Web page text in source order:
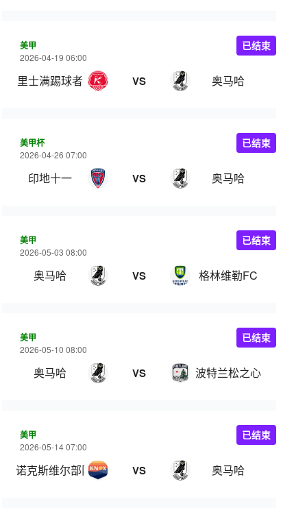
美甲
2026-04-19 06:00
里士满踢球者 VS 奥马哈
已结束
美甲杯
2026-04-26 07:00
印地十一 VS 奥马哈
已结束
美甲
2026-05-03 08:00
奥马哈 VS 格林维勒FC
已结束
美甲
2026-05-10 08:00
奥马哈 VS 波特兰松之心
已结束
美甲
2026-05-14 07:00
诺克斯维尔部队 VS 奥马哈
已结束